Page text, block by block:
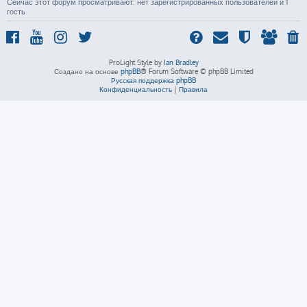
Сейчас этот форум просматривают: нет зарегистрированных пользователей и 1
гость
ProLight Style by Ian Bradley
Создано на основе phpBB® Forum Software © phpBB Limited
Русская поддержка phpBB
Конфиденциальность | Правила